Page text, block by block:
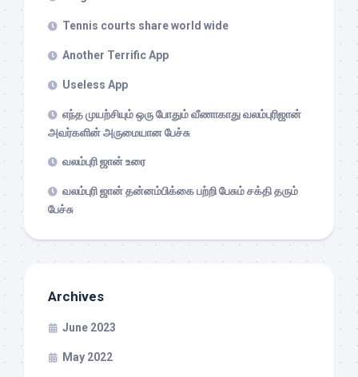
Tennis courts share world wide
Another Terrific App
Useless App
எந்த முயற்சியும் ஒரு போதும் வீணாகாது வலம்புரிஜான்
அவர்களின் அருமையான பேச்சு
வலம்புரி ஜான் உரை
வலம்புரி ஜான் தன்னம்பிக்கை பற்றி பேசும் சக்தி தரும்
பேச்சு
Archives
June 2023
May 2022